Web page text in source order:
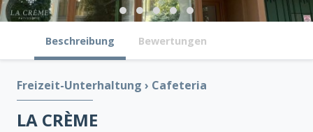
Beschreibung Bewertungen
Freizeit-Unterhaltung › Cafeteria
LA CRÈME